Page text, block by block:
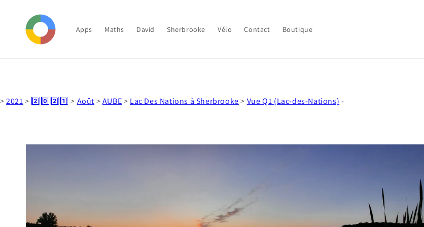
contenu
Apps Maths David Sherbrooke Vélo Contact Boutique
>2021> 2️⃣0️⃣2️⃣1️⃣ > Août >AUBE> Lac Des Nations à Sherbrooke> Vue Q1 (Lac-des-Nations) -
Passer aux